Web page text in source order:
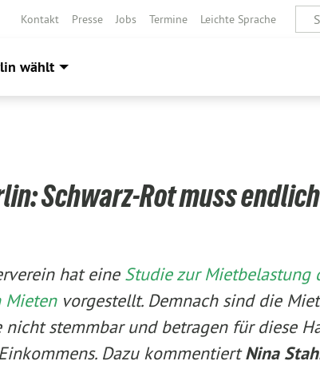
Kontakt Presse Jobs Termine Leichte Sprache
wählt
Schwarz-Rot muss
hat eine Studie zur Mietbelastung
Mietenvorgestellt. Demnach sind die
stemmbar und betragen für diese
Dazu kommentiertNina